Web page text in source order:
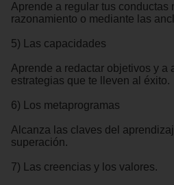
Aprende a regular tus conductas
razonamiento o mediante las
5) Las capacidades
Aprende a redactar objetivos y a
estrategias que te lleven al éxito.
6) Los metaprogramas
Alcanza las claves del
superación.
7) Las creencias y los valores.